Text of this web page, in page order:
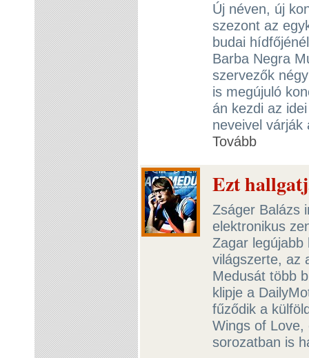
Új néven, új
szezont az
budai
Barba Negra
szervezők
is megújuló
án kezdi az
neveivel
Tovább
Ezt
Zságer Balázs
elektronikus
Zagar
világszerte, az
Medusát több
klipje a
fűződik a
Wings of Love,
sorozatban is